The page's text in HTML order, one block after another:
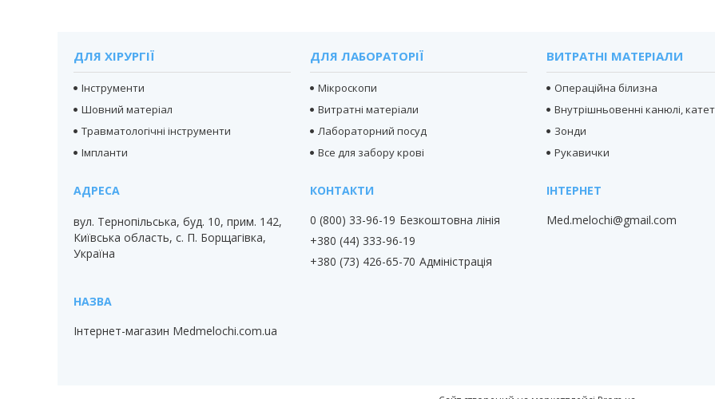
ДЛЯ ХІРУРГІЇ
Інструменти
Шовний матеріал
Травматологічні інструменти
Імпланти
ДЛЯ ЛАБОРАТОРІЇ
Мікроскопи
Витратні матеріали
Лабораторний посуд
Все для забору крові
ВИТРАТНІ МАТЕРІАЛИ
Операційна білизна
Внутрішньовенні канюлі,
Зонди
Рукавички
вул. Тернопільська, буд. 10, прим. 142,
Київська область, с. П. Борщагівка,
Україна
Інтернет-магазин Medmelochi.com.ua
0 (800) 33-96-19 Безкоштовна лінія
+380 (44) 333-96-19
+380 (73) 426-65-70 Адміністрація
Med.melochi@gmail.com